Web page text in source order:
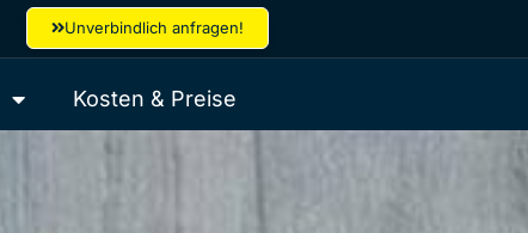
Unverbindlich anfragen!
Kosten & Preise